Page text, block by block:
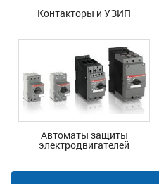
Контакторы и УЗИП
Автоматы защиты
электродвигателей